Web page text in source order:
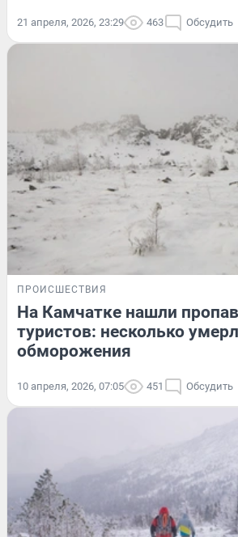
21 апреля, 2026, 23:29 463 Обсудить
ПРОИСШЕСТВИЯ
На Камчатке нашли
туристов: несколько
обморожения
10 апреля, 2026, 07:05 451 Обсудить